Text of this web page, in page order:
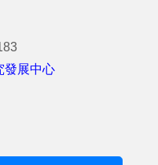
發展中心